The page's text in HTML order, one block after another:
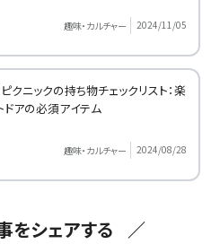
趣味・カルチャー 2024/11/05
ピクニックの持ち物チェックリスト：楽
ドアの必須アイテム
趣味・カルチャー 2024/08/28
をシェアする